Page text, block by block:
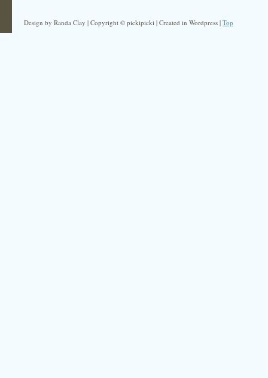
Design by Randa Clay | Copyright © pickipicki | Created in Wordpress | Top